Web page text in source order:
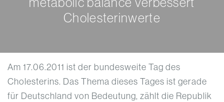
Cholesterinwerte
Am 17.06.2011 ist der bundesweite Tag des
Cholesterins. Das Thema dieses Tages ist gerade
für Deutschland von Bedeutung, zählt die Republik